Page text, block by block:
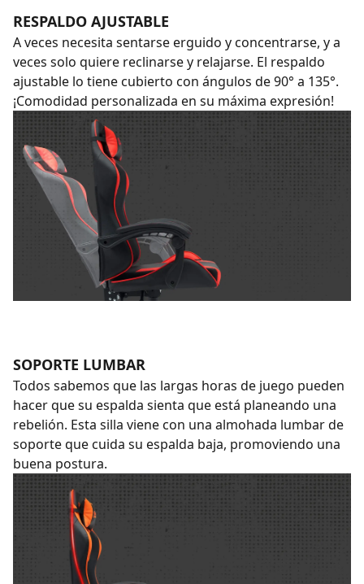
RESPALDO AJUSTABLE
A veces necesita sentarse erguido y concentrarse, y a
veces solo quiere reclinarse y relajarse. El respaldo
ajustable lo tiene cubierto con ángulos de 90° a 135°.
¡Comodidad personalizada en su máxima expresión!
SOPORTE LUMBAR
Todos sabemos que las largas horas de juego pueden
hacer que su espalda sienta que está planeando una
rebelión. Esta silla viene con una almohada lumbar de
soporte que cuida su espalda baja, promoviendo una
buena postura.